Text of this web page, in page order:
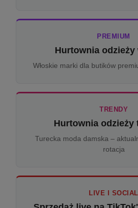
PREMIUM
Hurtownia odzieży
Włoskie marki dla butików
TRENDY
Hurtownia odzieży
Turecka moda damska –
rotacja
LIVE I SOCIAL